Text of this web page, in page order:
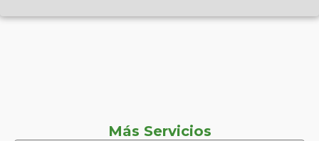
Más Servicios